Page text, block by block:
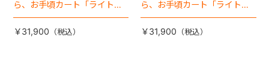
ら、お手頃カート「ライト」
が登場！
￥31,900
ら、お手頃カート「ライト」
が登場！
￥31,900